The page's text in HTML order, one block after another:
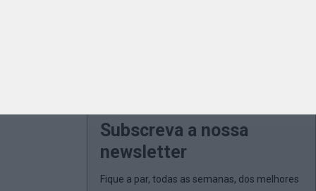
Subscreva a nossa
newsletter
Fique a par, todas as semanas, dos melhores